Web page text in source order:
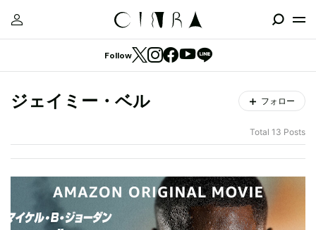
Follow
ジェイミー・ベル フォロー
Total 13 Posts